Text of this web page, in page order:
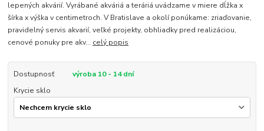
lepených akvárií. Vyrábané akváriá a teráriá uvádzame v miere dĺžka x
šírka x výška v centimetroch. V Bratislave a okolí ponúkame: zriaďovanie,
pravidelný servis akvarií, veľké projekty, obhliadky pred realizáciou,
cenové ponuky pre akv... celý popis
Dostupnosť
výroba 10 - 14 dní
Krycie sklo